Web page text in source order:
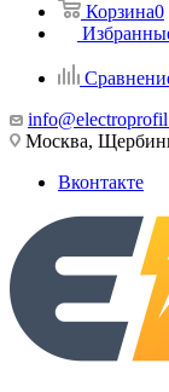
Корзина0
Москва,
Вконтакте